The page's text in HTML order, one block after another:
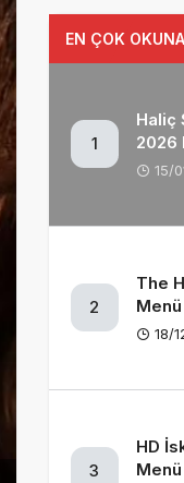
EN ÇOK
1
Haliç
2026
15/
2
The
18/
3
HD